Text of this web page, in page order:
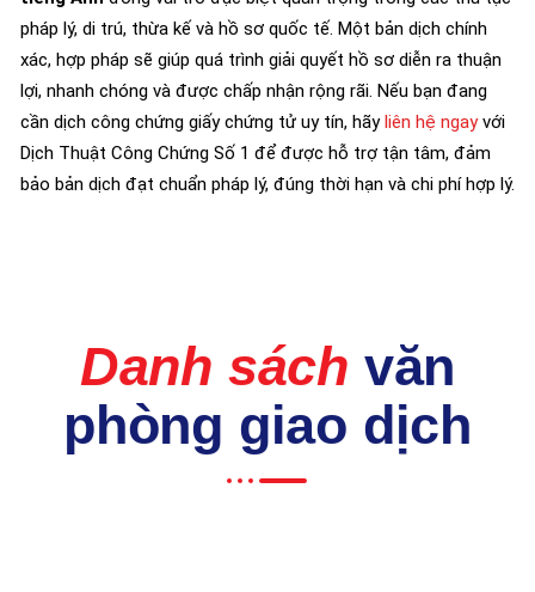
pháp lý, di trú, thừa kế và hồ sơ quốc tế. Một bản dịch chính
xác, hợp pháp sẽ giúp quá trình giải quyết hồ sơ diễn ra thuận
lợi, nhanh chóng và được chấp nhận rộng rãi. Nếu bạn đang
cần dịch công chứng giấy chứng tử uy tín, hãyliên hệ ngayvới
Dịch Thuật Công Chứng Số 1 để được hỗ trợ tận tâm, đảm
bảo bản dịch đạt chuẩn pháp lý, đúng thời hạn và chi phí hợp lý.
Danh sách văn
phòng giao dịch